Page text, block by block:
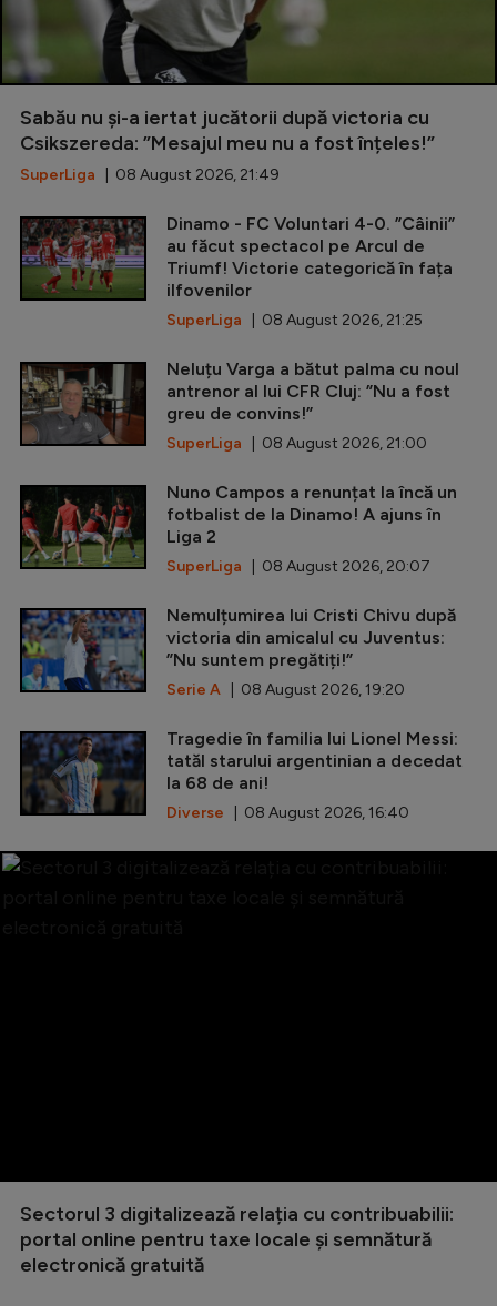
Sabău nu și-a iertat jucătorii după victoria cu
Csikszereda: ”Mesajul meu nu a fost înțeles!”
SuperLiga | 08 August 2026, 21:49
Dinamo - FC Voluntari 4-0. ”Câinii”
au făcut spectacol pe Arcul de
Triumf! Victorie categorică în fața
ilfovenilor
SuperLiga | 08 August 2026, 21:25
Neluțu Varga a bătut palma cu noul
antrenor al lui CFR Cluj: ”Nu a fost
greu de convins!”
SuperLiga | 08 August 2026, 21:00
Nuno Campos a renunțat la încă un
fotbalist de la Dinamo! A ajuns în
Liga 2
SuperLiga | 08 August 2026, 20:07
Nemulțumirea lui Cristi Chivu după
victoria din amicalul cu Juventus:
”Nu suntem pregătiți!”
Serie A | 08 August 2026, 19:20
Tragedie în familia lui Lionel Messi:
tatăl starului argentinian a decedat
la 68 de ani!
Diverse | 08 August 2026, 16:40
Sectorul 3 digitalizează relația cu contribuabilii:
portal online pentru taxe locale și semnătură
electronică gratuită